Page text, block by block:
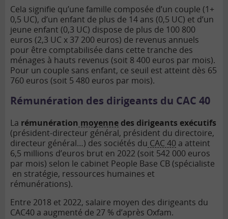
Cela signifie qu’une famille composée d’un couple (1+
0,5 UC), d’un enfant de plus de 14 ans (0,5 UC) et d’un
jeune enfant (0,3 UC) dispose de plus de 100 800
euros (2,3 UC x 37 200 euros) de revenus annuels
pour être comptabilisée dans cette tranche des
ménages à hauts revenus (soit 8 400 euros par mois).
Pour un couple sans enfant, ce seuil est atteint dès 65
760 euros (soit 5 480 euros par mois).
Rémunération des dirigeants du CAC 40
La rémunération moyenne des dirigeants exécutifs
(président-directeur général, président du directoire,
directeur général…) des sociétés du CAC 40 a atteint
6,5 millions d’euros brut en 2022 (soit 542 000 euros
par mois) selon le cabinet People Base CB (spécialiste
en stratégie, ressources humaines et
rémunérations).
Entre 2018 et 2022, salaire moyen des dirigeants du
CAC40 a augmenté de 27 % d’après Oxfam.